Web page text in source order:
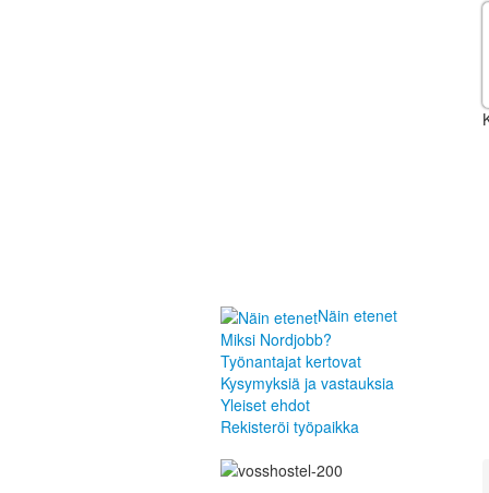
Näin etenet
Miksi Nordjobb?
Työnantajat kertovat
Kysymyksiä ja vastauksia
Yleiset ehdot
Rekisteröi työpaikka